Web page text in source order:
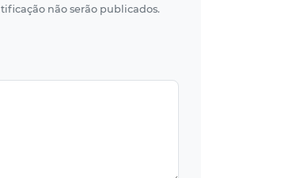
não serão publicados.